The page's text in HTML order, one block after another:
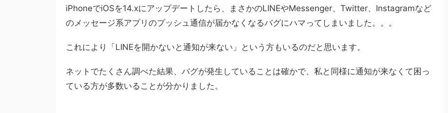
iPhoneでiOSを14.xにアップデートしたら、まさかのLINEやMessenger、Twitter、Instagramなど
のメッセージ系アプリのプッシュ通信が届かなくなるバグにハマってしまいました。。。
これにより「LINEを開かないと通知が来ない」という方もいるのだと思います。
ネットでたくさん調べた結果、バグが発生していることは確かで、私と同様に通知が来なくて困っ
ている方が多数いることが分かりました。